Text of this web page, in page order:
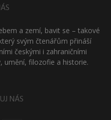
a zemí, bavit se – takové
svým čtenářům přináší
českými i zahraničními
umění, filozofie a historie.
NÁS